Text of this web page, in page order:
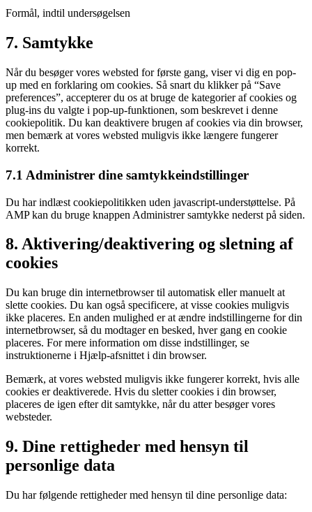
Formål, indtil undersøgelsen
Consent
to
diverse
7. Samtykke
Når du besøger vores websted for første gang, viser vi dig en pop-
up med en forklaring om cookies. Så snart du klikker på “Save
preferences”, accepterer du os at bruge de kategorier af cookies og
plug-ins du valgte i pop-up-funktionen, som beskrevet i denne
cookiepolitik. Du kan deaktivere brugen af ​​cookies via din browser,
men bemærk at vores websted muligvis ikke længere fungerer
korrekt.
7.1 Administrer dine samtykkeindstillinger
Du har indlæst cookiepolitikken uden javascript-understøttelse. På
AMP kan du bruge knappen Administrer samtykke nederst på siden.
8. Aktivering/deaktivering og sletning af
cookies
Du kan bruge din internetbrowser til automatisk eller manuelt at
slette cookies. Du kan også specificere, at visse cookies muligvis
ikke placeres. En anden mulighed er at ændre indstillingerne for din
internetbrowser, så du modtager en besked, hver gang en cookie
placeres. For mere information om disse indstillinger, se
instruktionerne i Hjælp-afsnittet i din browser.
Bemærk, at vores websted muligvis ikke fungerer korrekt, hvis alle
cookies er deaktiverede. Hvis du sletter cookies i din browser,
placeres de igen efter dit samtykke, når du atter besøger vores
websteder.
9. Dine rettigheder med hensyn til
personlige data
Du har følgende rettigheder med hensyn til dine personlige data: